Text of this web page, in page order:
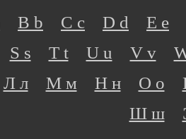
B b C c D d
E e
S s T t U u V v
Л л М м Н н О о
Ш ш